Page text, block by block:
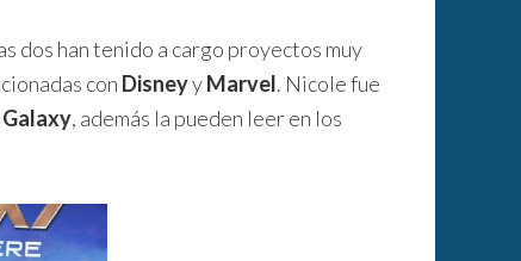
dos han tenido a cargo proyectos muy
con DisneyyMarvel. Nicole fue
, además la pueden leer en los